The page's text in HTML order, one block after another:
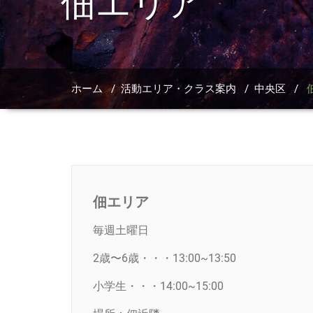
ホーム/活動エリア・クラス案内/ 中央区 /
佃エリア
毎週土曜日
2歳〜6歳・・・13:00~13:50
小学生・・・14:00~15:00